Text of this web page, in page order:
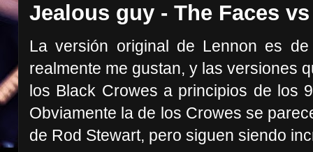
Jealous guy - The Faces
La versión original de Lennon es
realmente me gustan, y las versiones
los Black Crowes a principios de los
Obviamente la de los Crowes se
de Rod Stewart, pero siguen siendo